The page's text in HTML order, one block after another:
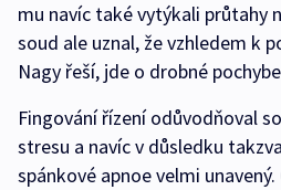
mu navíc také vytýkali průtahy
soud ale uznal, že vzhledem k
Nagy řeší, jde o drobné
Fingování řízení odůvodňoval
stresu a navíc v důsledku
spánkové apnoe velmi